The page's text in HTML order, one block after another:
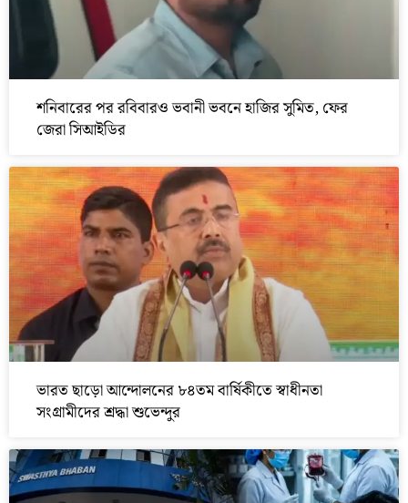
শনিবারের পর রবিবারও ভবানী ভবনে হাজির সুমিত, ফের
জেরা সিআইডির
ভারত ছাড়ো আন্দোলনের ৮৪তম বার্ষিকীতে স্বাধীনতা
সংগ্রামীদের শ্রদ্ধা শুভেন্দুর